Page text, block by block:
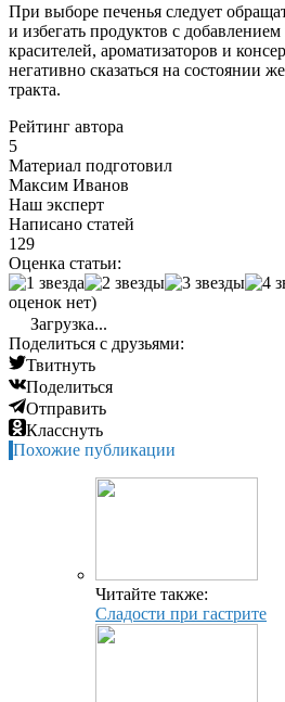
При выборе печенья следует
и избегать продуктов с
красителей, ароматизаторов и
негативно сказаться на состоянии
тракта.
Рейтинг автора
5
Материал подготовил
Максим Иванов
Наш эксперт
Написано статей
129
Оценка статьи:
оценок нет)
Загрузка...
Поделиться с друзьями:
Твитнуть
Поделиться
Отправить
Класснуть
Похожие публикации
Читайте также:
Сладости при гастрите